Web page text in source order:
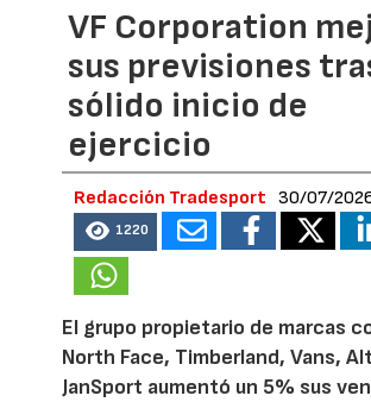
VF Corporation
sus previsiones
sólido inicio de
ejercicio
Redacción Tradesport 30/07/
1220
El grupo propietario de marcas
North Face, Timberland, Vans,
JanSport aumentó un 5% sus